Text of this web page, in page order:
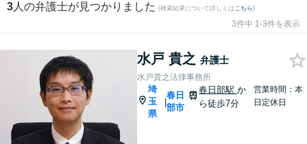
3 人の弁護士が見つかりました (検索結果について詳しくは こちら)
3件中 1-3件を表示
水戸 貴之 弁護士
水戸貴之法律事務所
埼
玉
県
|
春日
部市
春日部駅か
ら徒歩7分
営業時間：本
日定休日